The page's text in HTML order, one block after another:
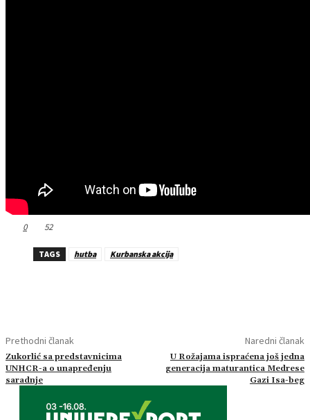
0 52
TAGS hutba Kurbanska akcija
Prethodni članak
Zukorlić sa predstavnicima
UNHCR-a o unapređenju
saradnje
Naredni članak
U Rožajama ispraćena još jedna
generacija maturantica Medrese
Gazi Isa-beg